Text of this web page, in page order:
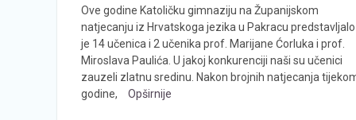
Ove godine Katoličku gimnaziju na Županijskom
natjecanju iz Hrvatskoga jezika u Pakracu predstavljalo
je 14 učenica i 2 učenika prof. Marijane Ćorluka i prof.
Miroslava Paulića. U jakoj konkurenciji naši su učenici
zauzeli zlatnu sredinu. Nakon brojnih natjecanja
godine,
Opširnije